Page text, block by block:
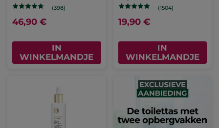
(398)
46,90 €
IN
WINKELMANDJE
(1504)
19,90 €
IN
WINKELMANDJE